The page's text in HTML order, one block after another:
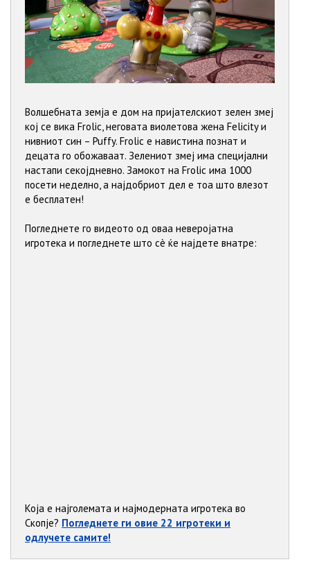
Волшебната земја е дом на пријателскиот зелен змеј
кој се вика Frolic, неговата виолетова жена Felicity и
нивниот син – Puffy. Frolic е навистина познат и
децата го обожаваат. Зелениот змеј има специјални
настапи секојдневно. Замокот на Frolic има 1000
посети неделно, а најдобриот дел е тоа што влезот
е бесплатен!
Погледнете го видеото од оваа неверојатна
игротека и погледнете што сè ќе најдете внатре:
Koja e најголемата и најмодерната игротека во
Скопје? Погледнете ги овие 22 игротеки и
одлучете самите!